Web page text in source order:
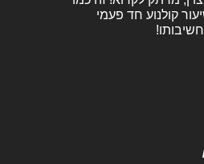
קולנוע חד פעמי